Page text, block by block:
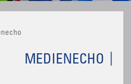
MEDIENECHO